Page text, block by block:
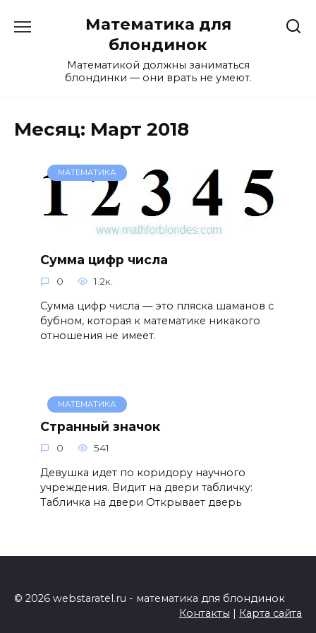
Математика для
блондинок
Математикой должны заниматься
блондинки — они врать не умеют.
Месяц: Март 2018
МАТЕМАТИКА
Сумма цифр числа
0 1.2к.
Сумма цифр числа — это пляска шаманов с
бубном, которая к математике никакого
отношения не имеет.
МАТЕМАТИКА
Странный значок
0 541
Девушка идет по коридору научного
учреждения. Видит на двери табличку:
Табличка на двери Открывает дверь
© 2026 webstaratel.ru - математика для блондинок
Контакты | Карта сайта